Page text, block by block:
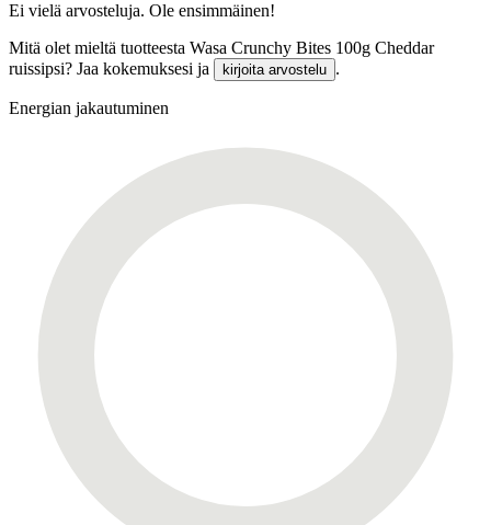
Ei vielä arvosteluja. Ole ensimmäinen!
Mitä olet mieltä tuotteesta Wasa Crunchy Bites 100g Cheddar
ruissipsi? Jaa kokemuksesi ja
kirjoita arvostelu .
Energian jakautuminen